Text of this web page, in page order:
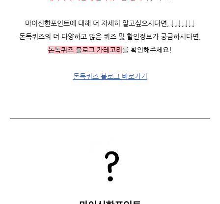
마이신한포인트에 대해 더 자세히 알고싶으시다면, ↓↓↓↓↓↓↓
돈독퀴즈의 더 다양하고 많은 퀴즈 및 할인정보가 궁금하시다면,
돈독퀴즈 블로그 카테고리를 확인해주세요!
돈독퀴즈 블로그 바로가기